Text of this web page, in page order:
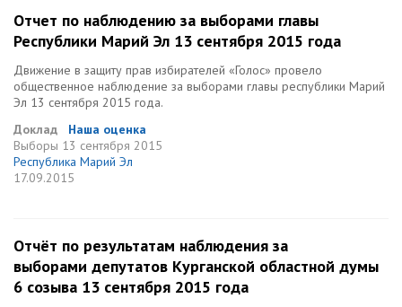
Отчет по наблюдению за выборами главы
Республики Марий Эл 13 сентября 2015 года
Движение в защиту прав избирателей «Голос» провело
общественное наблюдение за выборами главы республики Марий
Эл 13 сентября 2015 года.
Доклад
Наша оценка
Выборы 13 сентября 2015
Республика Марий Эл
17.09.2015
Отчёт по результатам наблюдения за
выборами депутатов Курганской областной думы
6 созыва 13 сентября 2015 года